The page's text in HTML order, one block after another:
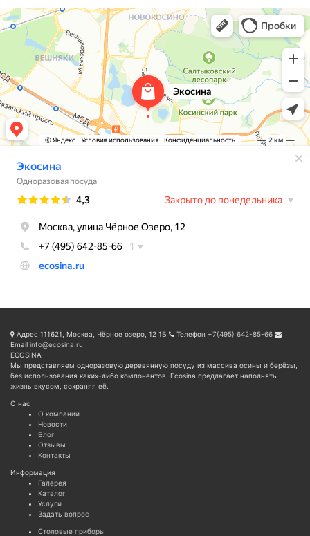
Адрес 111621, Москва, Чёрное озеро, 12 1Б Телефон +7(495) 642-85-66
Email info@ecosina.ru
ECOSINA
Мы представляем одноразовую деревянную посуду из массива осины и берёзы,
без использования каких-либо компонентов. Ecosina предлагает наполнять
жизнь вкусом, сохраняя её.
О нас
О компании
Новости
Блог
Отзывы
Контакты
Информация
Галерея
Каталог
Услуги
Задать вопрос
Cтоловые приборы